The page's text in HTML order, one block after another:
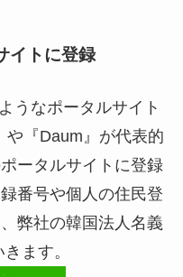
イトに登録
うなポータルサイト
や『Daum』が代表的
ータルサイトに登録
番号や個人の住民登
弊社の韓国法人名義
ます。